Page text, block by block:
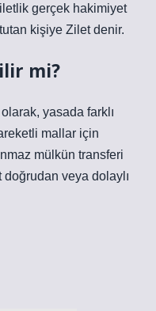
gerçek hakimiyet
kişiye Zilet denir.
mi?
yasada farklı
mallar için
mülkün transferi
veya dolaylı